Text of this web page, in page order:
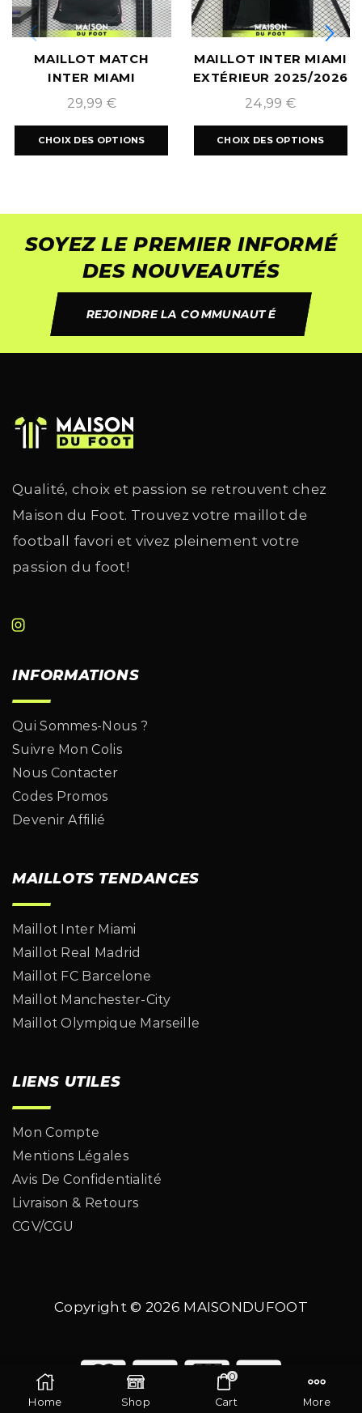
MAILLOT MATCH
INTER MIAMI
EXTÉRIEUR 2024/2025
29,99 €
CHOIX DES OPTIONS
MAILLOT INTER MIAMI
EXTÉRIEUR 2025/2026
24,99 €
CHOIX DES OPTIONS
SOYEZ LE PREMIER INFORMÉ
DES NOUVEAUTÉS
REJOINDRE LA COMMUNAUTÉ
Qualité, choix et passion se retrouvent chez
Maison du Foot. Trouvez votre maillot de
football favori et vivez pleinement votre
passion du foot!
INFORMATIONS
Qui Sommes-Nous ?
Suivre Mon Colis
Nous Contacter
Codes Promos
Devenir Affilié
MAILLOTS TENDANCES
Maillot Inter Miami
Maillot Real Madrid
Maillot FC Barcelone
Maillot Manchester-City
Maillot Olympique Marseille
LIENS UTILES
Mon Compte
Mentions Légales
Avis De Confidentialité
Livraison & Retours
CGV/CGU
Copyright © 2026 MAISONDUFOOT
Home Shop
0
Cart More